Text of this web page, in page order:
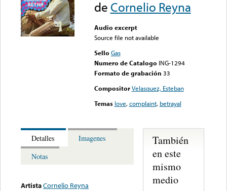
de Cornelio Reyna
Audio excerpt
Source file not available
Sello Gas
Numero de Catalogo ING-1294
Formato de grabación 33
Compositor Velasquez, Esteban
Temas love,complaint, betrayal
Detalles
Imagenes
Notas
ArtistaCornelio Reyna
También
en este
mismo
medio